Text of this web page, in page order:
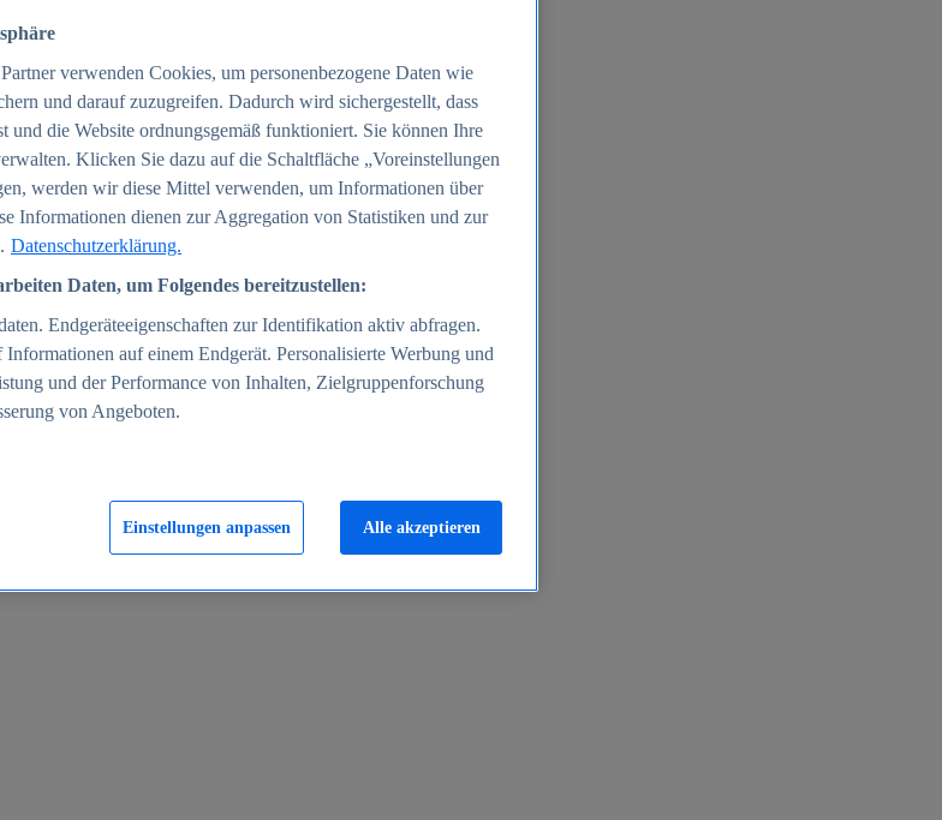
2005-2025
Partner verwenden Cookies, um personenbezogene Daten wie
und darauf zuzugreifen. Dadurch wird sichergestellt, dass
und die Website ordnungsgemäß funktioniert. Sie können Ihre
Klicken Sie dazu auf die Schaltfläche „Voreinstellungen
werden wir diese Mittel verwenden, um Informationen über
Informationen dienen zur Aggregation von Statistiken und zur
Datenschutzerklärung.
Daten, um Folgendes bereitzustellen:
Endgeräteeigenschaften zur Identifikation aktiv abfragen.
auf einem Endgerät. Personalisierte Werbung und
und der Performance von Inhalten, Zielgruppenforschung
von Angeboten.
Einstellungen anpassen Alle akzeptieren